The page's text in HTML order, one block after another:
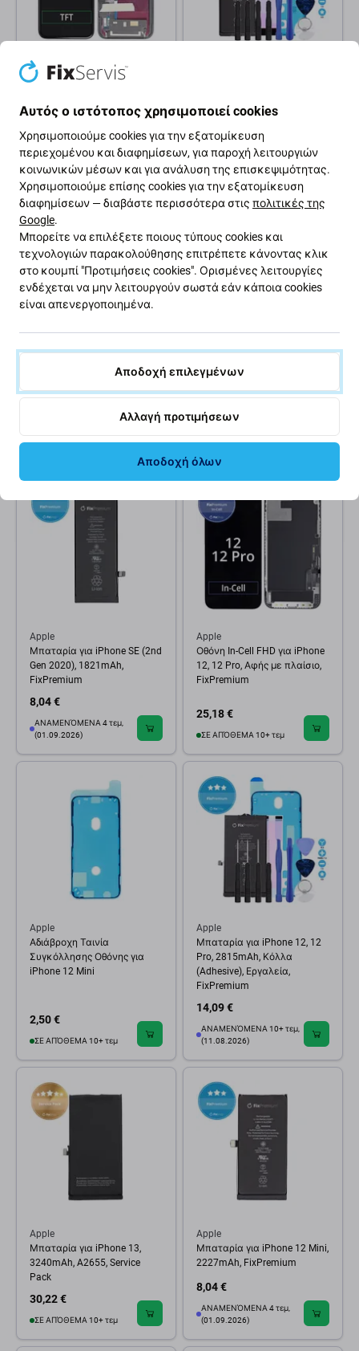
Apple
Οθόνη In-Cell HD+ για iPhone
17,12 €
ΣΕ ΑΠΌΘΕΜΑ 10+ τεμ
Εργαλεία, FixPremium
13,59 €
ΑΝΑΜΕΝΌΜΕΝΑ 2 τεμ,
iPhone 13 Mini
ΣΕ ΑΠΌΘΕΜΑ 10+ τεμ
Μπαταρία για iPhone 13,
20,14 €
(11.08.2026)
Apple
Μπαταρία για iPhone SE (2nd
Gen 2020), 1821mAh,
FixPremium
8,04 €
ΑΝΑΜΕΝΌΜΕΝΑ 4 τεμ,
(01.09.2026)
Apple
Οθόνη In-Cell FHD για iPhone
12, 12 Pro, Αφής με πλαίσιο,
FixPremium
25,18 €
ΣΕ ΑΠΌΘΕΜΑ 10+ τεμ
Apple
Αδιάβροχη Ταινία
Συγκόλλησης Οθόνης για
iPhone 12 Mini
2,50 €
ΣΕ ΑΠΌΘΕΜΑ 10+ τεμ
Apple
Μπαταρία για iPhone 12, 12
Pro, 2815mAh, Κόλλα
(Adhesive), Εργαλεία,
FixPremium
14,09 €
ΑΝΑΜΕΝΌΜΕΝΑ 10+ τεμ,
(11.08.2026)
Apple
Μπαταρία για iPhone 13,
3240mAh, A2655, Service
Pack
30,22 €
ΣΕ ΑΠΌΘΕΜΑ 10+ τεμ
Apple
Μπαταρία για iPhone 12 Mini,
2227mAh, FixPremium
8,04 €
ΑΝΑΜΕΝΌΜΕΝΑ 4 τεμ,
(01.09.2026)
Αυτός ο ιστότοπος χρησιμοποιεί cookies
Χρησιμοποιούμε cookies για την εξατομίκευση
περιεχομένου και διαφημίσεων, για παροχή λειτουργιών
κοινωνικών μέσων και για ανάλυση της επισκεψιμότητας.
Χρησιμοποιούμε επίσης cookies για την εξατομίκευση
διαφημίσεων — διαβάστε περισσότερα στις πολιτικές της
Google.
Μπορείτε να επιλέξετε ποιους τύπους cookies και
τεχνολογιών παρακολούθησης επιτρέπετε κάνοντας κλικ
στο κουμπί "Προτιμήσεις cookies". Ορισμένες λειτουργίες
ενδέχεται να μην λειτουργούν σωστά εάν κάποια cookies
είναι απενεργοποιημένα.
Αποδοχή επιλεγμένων
Αλλαγή προτιμήσεων
Αποδοχή όλων